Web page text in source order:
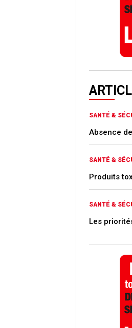
SANTÉ &
Absence
SANTÉ &
Produits
SANTÉ &
Les